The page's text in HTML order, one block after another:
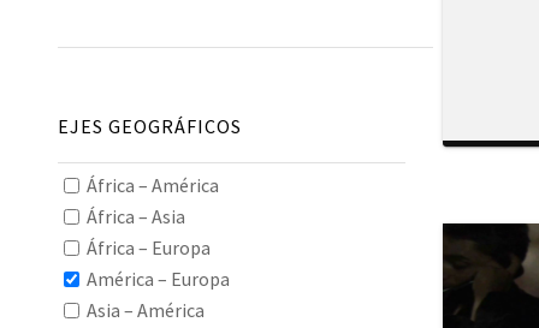
EJES GEOGRÁFICOS
África – América
África – Asia
África – Europa
América – Europa
Asia – América